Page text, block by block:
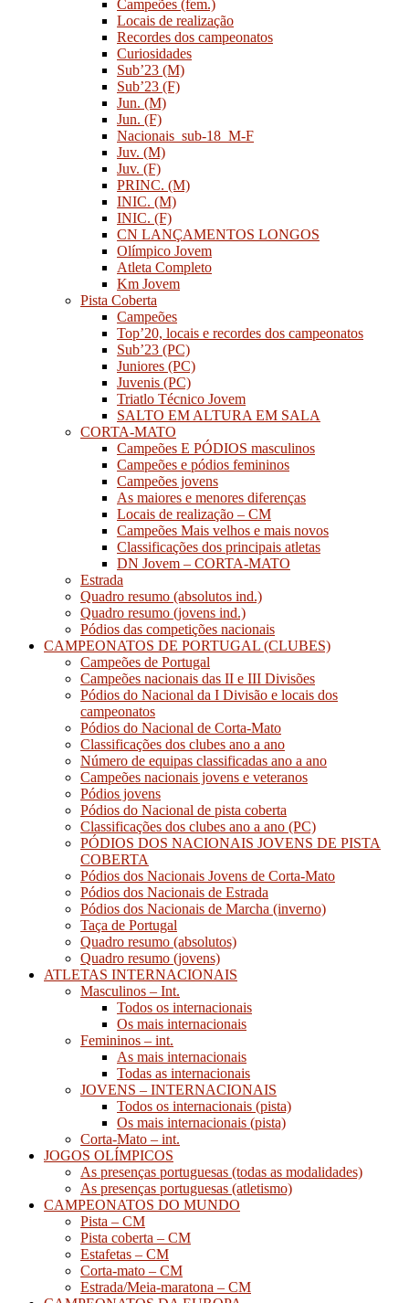
Campeões (fem.)
Locais de realização
Recordes dos campeonatos
Curiosidades
Sub’23 (M)
Sub’23 (F)
Jun. (M)
Jun. (F)
Nacionais_sub-18_M-F
Juv. (M)
Juv. (F)
PRINC. (M)
INIC. (M)
INIC. (F)
CN LANÇAMENTOS LONGOS
Olímpico Jovem
Atleta Completo
Km Jovem
Pista Coberta
Campeões
Top’20, locais e recordes dos campeonatos
Sub’23 (PC)
Juniores (PC)
Juvenis (PC)
Triatlo Técnico Jovem
SALTO EM ALTURA EM SALA
CORTA-MATO
Campeões E PÓDIOS masculinos
Campeões e pódios femininos
Campeões jovens
As maiores e menores diferenças
Locais de realização – CM
Campeões Mais velhos e mais novos
Classificações dos principais atletas
DN Jovem – CORTA-MATO
Estrada
Quadro resumo (absolutos ind.)
Quadro resumo (jovens ind.)
Pódios das competições nacionais
CAMPEONATOS DE PORTUGAL (CLUBES)
Campeões de Portugal
Campeões nacionais das II e III Divisões
Pódios do Nacional da I Divisão e locais dos
campeonatos
Pódios do Nacional de Corta-Mato
Classificações dos clubes ano a ano
Número de equipas classificadas ano a ano
Campeões nacionais jovens e veteranos
Pódios jovens
Pódios do Nacional de pista coberta
Classificações dos clubes ano a ano (PC)
PÓDIOS DOS NACIONAIS JOVENS DE PISTA
COBERTA
Pódios dos Nacionais Jovens de Corta-Mato
Pódios dos Nacionais de Estrada
Pódios dos Nacionais de Marcha (inverno)
Taça de Portugal
Quadro resumo (absolutos)
Quadro resumo (jovens)
ATLETAS INTERNACIONAIS
Masculinos – Int.
Todos os internacionais
Os mais internacionais
Femininos – int.
As mais internacionais
Todas as internacionais
JOVENS – INTERNACIONAIS
Todos os internacionais (pista)
Os mais internacionais (pista)
Corta-Mato – int.
JOGOS OLÍMPICOS
As presenças portuguesas (todas as modalidades)
As presenças portuguesas (atletismo)
CAMPEONATOS DO MUNDO
Pista – CM
Pista coberta – CM
Estafetas – CM
Corta-mato – CM
Estrada/Meia-maratona – CM